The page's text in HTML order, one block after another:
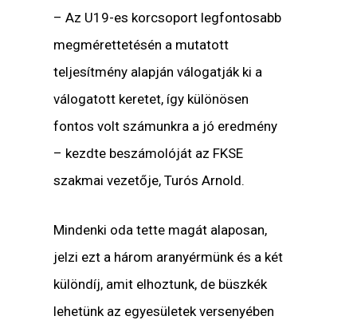
– Az U19-es korcsoport legfontosabb
megmérettetésén a mutatott
teljesítmény alapján válogatják ki a
válogatott keretet, így különösen
fontos volt számunkra a jó eredmény
– kezdte beszámolóját az FKSE
szakmai vezetője, Turós Arnold.
Mindenki oda tette magát alaposan,
jelzi ezt a három aranyérmünk és a két
különdíj, amit elhoztunk, de büszkék
lehetünk az egyesületek versenyében